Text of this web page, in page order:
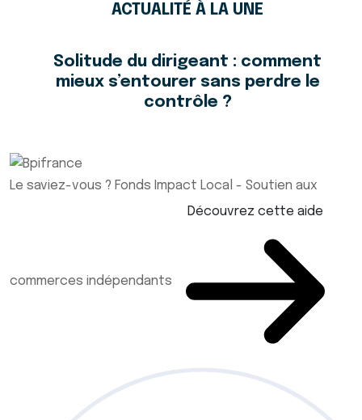
ACTUALITÉ À LA UNE
Solitude du dirigeant : comment
mieux s’entourer sans perdre le
contrôle ?
Le saviez-vous ? Fonds Impact Local - Soutien aux
commerces indépendants
Découvrez cette aide